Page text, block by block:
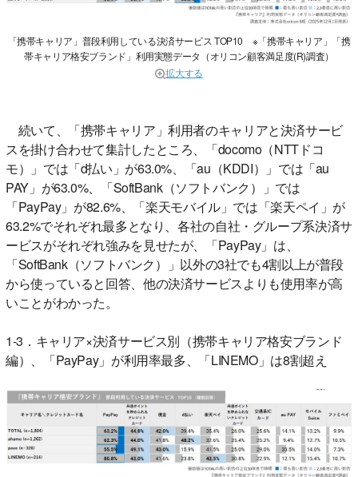
「携帯キャリア」普段利用している決済サービス TOP10 ※「携帯キャリア」「携
帯キャリア格安ブランド」利用実態データ（オリコン顧客満足度(R)調査）
拡大する
続いて、「携帯キャリア」利用者のキャリアと決済サービ
スを掛け合わせて集計したところ、「docomo（NTTドコ
モ）」では「d払い」が63.0%、「au（KDDI）」では「au
PAY」が63.0%、「SoftBank（ソフトバンク）」では
「PayPay」が82.6%、「楽天モバイル」では「楽天ペイ」が
63.2%でそれぞれ最多となり、各社の自社・グループ系決済サ
ービスがそれぞれ強みを見せたが、「PayPay」は、
「SoftBank（ソフトバンク）」以外の3社でも4割以上が普段
から使っていると回答、他の決済サービスよりも使用率が高
いことがわかった。
1-3．キャリア×決済サービス別（携帯キャリア格安ブランド
編）、「PayPay」が利用率最多、「LINEMO」は8割超え